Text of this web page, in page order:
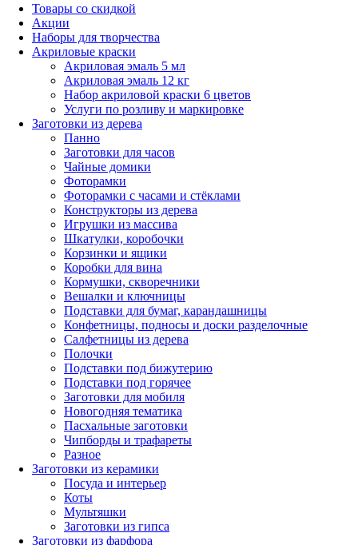
Товары со скидкой
Акции
Наборы для творчества
Акриловые краски
Акриловая эмаль 5 мл
Акриловая эмаль 12 кг
Набор акриловой краски 6 цветов
Услуги по розливу и маркировке
Заготовки из дерева
Панно
Заготовки для часов
Чайные домики
Фоторамки
Фоторамки с часами и стёклами
Конструкторы из дерева
Игрушки из массива
Шкатулки, коробочки
Корзинки и ящики
Коробки для вина
Кормушки, скворечники
Вешалки и ключницы
Подставки для бумаг, карандашницы
Конфетницы, подносы и доски разделочные
Салфетницы из дерева
Полочки
Подставки под бижутерию
Подставки под горячее
Заготовки для мобиля
Новогодняя тематика
Пасхальные заготовки
Чипборды и трафареты
Разное
Заготовки из керамики
Посуда и интерьер
Коты
Мультяшки
Заготовки из гипса
Заготовки из фарфора